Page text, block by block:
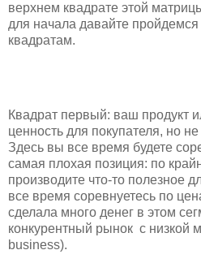
верхнем квадрате этой
для начала давайте
квадратам.
Квадрат первый: ваш продукт
ценность для покупателя, но
Здесь вы все время будете
самая плохая позиция: по
производите что-то полезное
все время соревнуетесь по
сделала много денег в этом
конкурентный рынок с низкой
business).